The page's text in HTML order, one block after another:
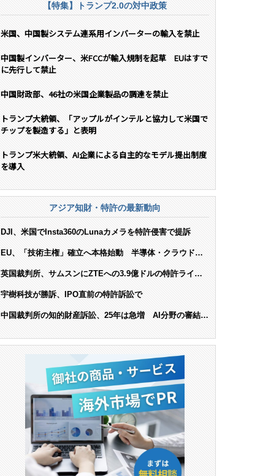
【特集】トランプ2.0の対中政策
米国、中国製システム連系用インバーターの輸入を禁止
中国製インバーター、米FCCが輸入規制を起草 EUはすで
に先行して禁止
中国財政部、46社の米国企業製品の調達を禁止
トランプ大統領、「アップルがインテルと協力して米国で
チップを製造する」と表明
トランプ米大統領、AI企業による自主的なモデル提出制度
を導入
アジア知財・特許の最新動向
DJI、米国でInsta360のLunaカメラを特許侵害で提訴
EU、「技術主権」確立へ本格始動 半導体・クラウド・
英国裁判所、サムスンにZTEへの3.9億ドルの特許ライセ
宇樹科技が勝訴、IPO直前の特許訴訟で
中国裁判所の知的財産訴訟、25年は急増 AI分野の審結件